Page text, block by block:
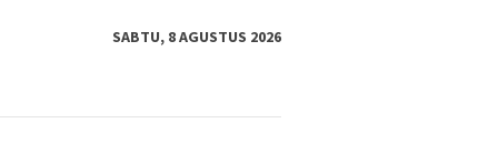
SABTU, 8 AGUSTUS 2026